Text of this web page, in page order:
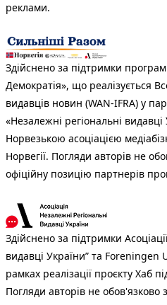
реклами.
Здійснено за підтримки
Демократія», що реалізується
видавців новин (WAN-IFRA) у
«Незалежні регіональні
Норвезькою асоціацією
Норвегії. Погляди авторів не
офіційну позицію партнерів
Здійснено за підтримки
видавці України” та
рамках реалізації проєкту Хаб
Погляди авторів не обов'язково